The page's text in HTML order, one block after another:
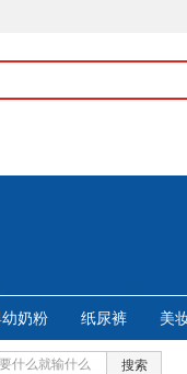
奶粉 纸尿裤 美
搜索